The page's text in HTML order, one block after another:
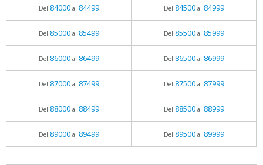
Del 84000al 84499 Del 84500al 84999
Del 85000al 85499 Del 85500al 85999
Del 86000al 86499 Del 86500al 86999
Del 87000al 87499 Del 87500al 87999
Del 88000al 88499 Del 88500al 88999
Del 89000al 89499 Del 89500al 89999